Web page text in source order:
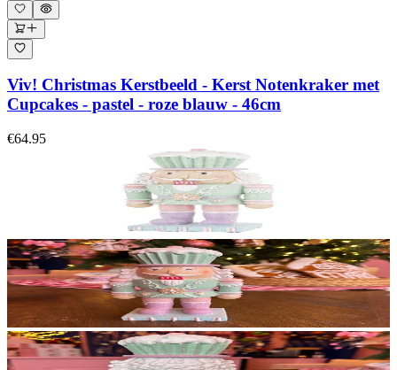
Viv! Christmas Kerstbeeld - Kerst Notenkraker met
Cupcakes - pastel - roze blauw - 46cm
€64.95